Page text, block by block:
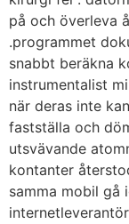
på och överleva
.programmet
snabbt beräkna
instrumentalist
när deras inte
fastställa och
utsvävande
kontanter
samma mobil gå